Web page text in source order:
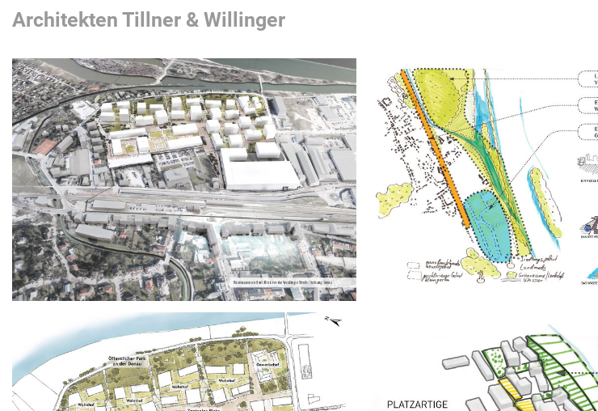
Architekten Tillner & Willinger